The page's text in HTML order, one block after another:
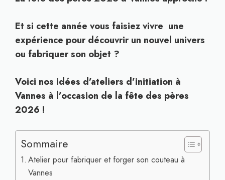
Et si cette année vous faisiez vivre une
expérience pour découvrir un nouvel univers
ou fabriquer son objet ?
Voici nos idées d’ateliers d’initiation à
Vannes à l’occasion de la fête des pères
2026 !
Sommaire
Atelier pour fabriquer et forger son couteau à
Vannes